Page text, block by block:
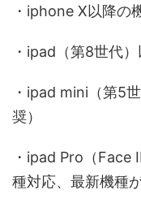
・iphone X以降の
・ipad（第8世代
・ipad mini（第5
奨）
・ipad Pro（Face
種対応、最新機種が